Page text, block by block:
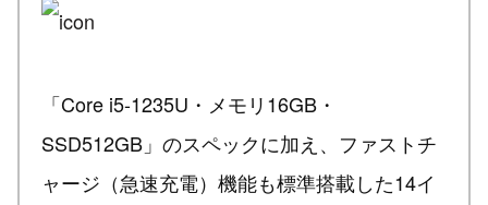
「Core i5-1235U・メモリ16GB・
SSD512GB」のスペックに加え、ファストチ
ャージ（急速充電）機能も標準搭載した14イ